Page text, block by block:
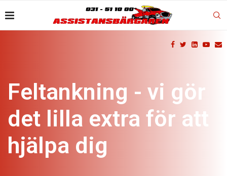
Feltankning - vi gör
det lilla extra för att
hjälpa dig